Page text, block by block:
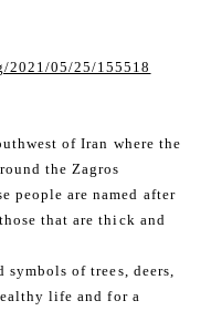
2021/05/25/155518
of Iran where the
the Zagros
people are named after
that are thick and
of trees, deers,
life and for a